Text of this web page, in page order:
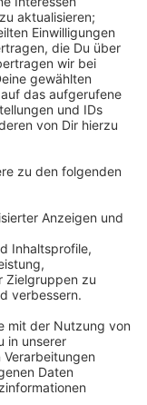
eines
Sie der
dieses
(Official Lyric